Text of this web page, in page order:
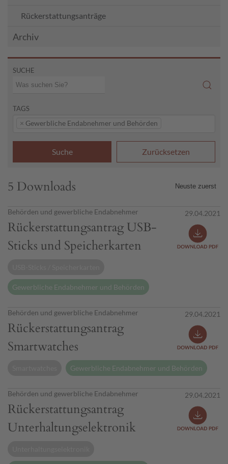
Rückerstattungsanträge
Archiv
SUCHE
TAGS
× Gewerbliche Endabnehmer und Behörden
Suche Zurücksetzen
5 Downloads
Behörden und gewerbliche Endabnehmer
Rückerstattungsantrag USB-
Sticks und Speicherkarten
29.04.2021
Gewerbliche Endabnehmer und Behörden
Behörden und gewerbliche Endabnehmer
Rückerstattungsantrag
Smartwatches
29.04.2021
Gewerbliche Endabnehmer und Behörden
Behörden und gewerbliche Endabnehmer
Rückerstattungsantrag
Unterhaltungselektronik
29.04.2021